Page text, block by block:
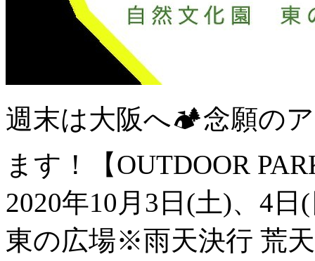
週末は大阪へ🏕念願の
ます！【OUTDOOR
2020年10月3日(土)、4
東の広場※雨天決行 荒